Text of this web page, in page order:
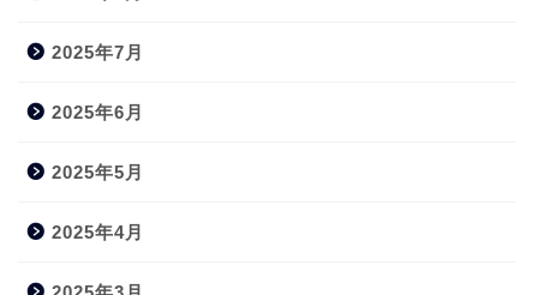
2025年7月
2025年6月
2025年5月
2025年4月